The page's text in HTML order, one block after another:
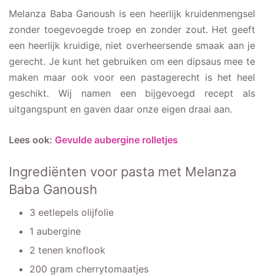
Melanza Baba Ganoush is een heerlijk kruidenmengsel
zonder toegevoegde troep en zonder zout. Het geeft
een heerlijk kruidige, niet overheersende smaak aan je
gerecht. Je kunt het gebruiken om een dipsaus mee te
maken maar ook voor een pastagerecht is het heel
geschikt. Wij namen een bijgevoegd recept als
uitgangspunt en gaven daar onze eigen draai aan.
Lees ook: Gevulde aubergine rolletjes
Ingrediënten voor pasta met Melanza
Baba Ganoush
3 eetlepels olijfolie
1 aubergine
2 tenen knoflook
200 gram cherrytomaatjes